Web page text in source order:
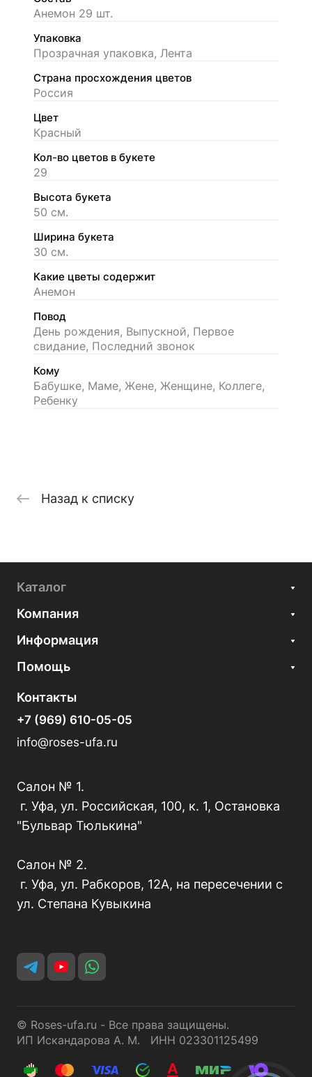
Анемон 29 шт.
Упаковка
Прозрачная упаковка, Лента
Страна просхождения цветов
Россия
Цвет
Красный
Кол-во цветов в букете
29
Высота букета
50 см.
Ширина букета
30 см.
Какие цветы содержит
Анемон
Повод
День рождения, Выпускной, Первое
свидание, Последний звонок
Кому
Бабушке, Маме, Жене, Женщине, Коллеге,
Ребенку
Назад к списку
Каталог
Компания
Информация
Помощь
Контакты
+7 (969) 610-05-05
info@roses-ufa.ru
Салон № 1.
г. Уфа, ул. Российская, 100, к. 1, Остановка
"Бульвар Тюлькина"
Салон № 2.
г. Уфа, ул. Рабкоров, 12А, на пересечении с
ул. Степана Кувыкина
© Roses-ufa.ru - Все права защищены.
ИП Искандарова А. М. ИНН 023301125499